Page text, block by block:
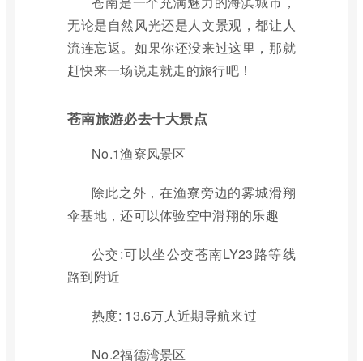
无论是自然风光还是人文景观，都让人
流连忘返。如果你还没来过这里，那就
赶快来一场说走就走的旅行吧！
苍南旅游必去十大景点
No.1渔寮风景区
除此之外，在渔寮旁边的雾城滑翔
伞基地，还可以体验空中滑翔的乐趣
公交:可以坐公交苍南LY23路等线
路到附近
热度: 13.6万人近期导航来过
No.2福德湾景区